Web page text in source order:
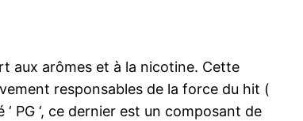
aux arômes et à la nicotine. Cette
responsables de la force du hit (
PG ‘, ce dernier est un composant de